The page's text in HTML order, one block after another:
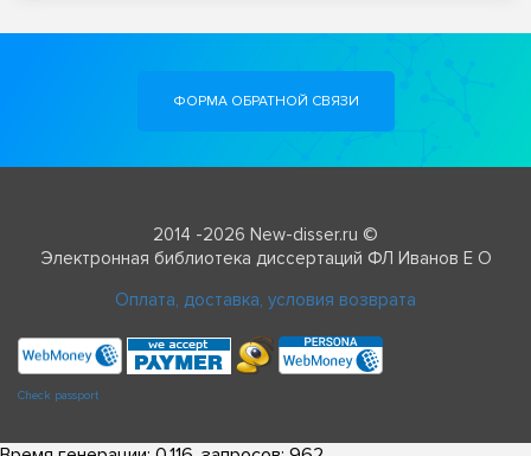
ФОРМА ОБРАТНОЙ СВЯЗИ
2014 -2026 New-disser.ru ©
Электронная библиотека диссертаций ФЛ Иванов Е О
Оплата, доставка, условия возврата
Check passport